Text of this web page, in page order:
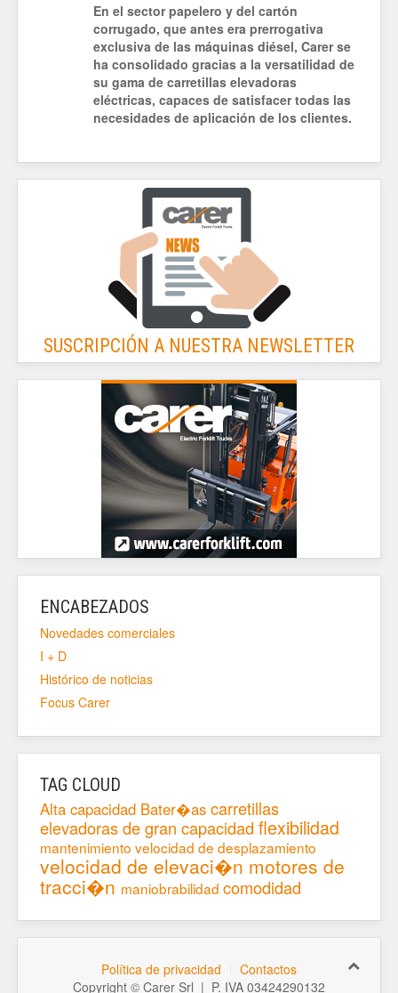
En el sector papelero y del cartón
corrugado, que antes era prerrogativa
exclusiva de las máquinas diésel, Carer se
ha consolidado gracias a la versatilidad de
su gama de carretillas elevadoras
eléctricas, capaces de satisfacer todas las
necesidades de aplicación de los clientes.
SUSCRIPCIÓN A NUESTRA NEWSLETTER
ENCABEZADOS
Novedades comerciales
I + D
Histórico de noticias
Focus Carer
TAG CLOUD
Alta capacidad Bater�as carretillas
elevadoras de gran capacidad flexibilidad
mantenimiento velocidad de desplazamiento
velocidad de elevaci�n motores de
tracci�n maniobrabilidad comodidad
Política de privacidad
Contactos
Copyright © Carer Srl | P. IVA 03424290132